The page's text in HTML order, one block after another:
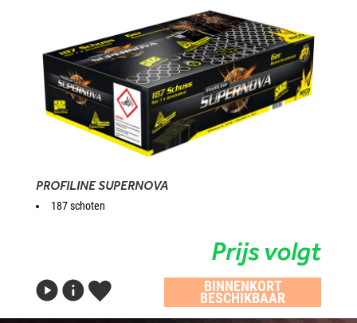
PROFILINE SUPERNOVA
187 schoten
Prijs volgt
BINNENKORT
BESCHIKBAAR